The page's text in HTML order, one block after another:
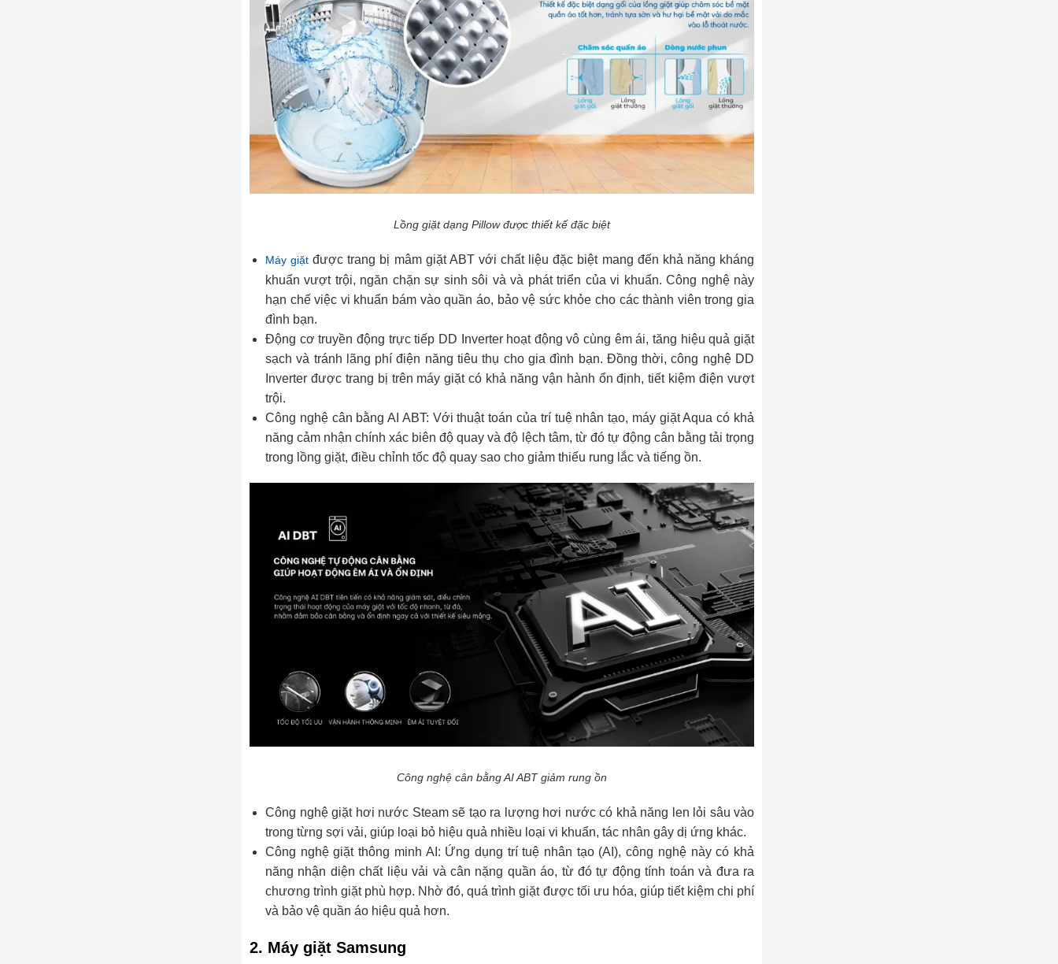
Lồng giặt dạng Pillow được thiết kế đặc biệt
Máy giặt được trang bị mâm giặt ABT với chất liệu đặc biệt mang đến khả năng kháng
khuẩn vượt trội, ngăn chặn sự sinh sôi và và phát triển của vi khuẩn. Công nghệ này
hạn chế việc vi khuẩn bám vào quần áo, bảo vệ sức khỏe cho các thành viên trong gia
đình bạn.
Động cơ truyền động trực tiếp DD Inverter hoạt động vô cùng êm ái, tăng hiệu quả giặt
sạch và tránh lãng phí điện năng tiêu thụ cho gia đình bạn. Đồng thời, công nghệ DD
Inverter được trang bị trên máy giặt có khả năng vận hành ổn định, tiết kiệm điện vượt
trội.
Công nghệ cân bằng AI ABT: Với thuật toán của trí tuệ nhân tạo, máy giặt Aqua có khả
năng cảm nhận chính xác biên độ quay và độ lệch tâm, từ đó tự động cân bằng tải trọng
trong lồng giặt, điều chỉnh tốc độ quay sao cho giảm thiểu rung lắc và tiếng ồn.
Công nghệ cân bằng AI ABT giảm rung ồn
Công nghệ giặt hơi nước Steam sẽ tạo ra lượng hơi nước có khả năng len lỏi sâu vào
trong từng sợi vải, giúp loại bỏ hiệu quả nhiều loại vi khuẩn, tác nhân gây dị ứng khác.
Công nghệ giặt thông minh AI: Ứng dụng trí tuệ nhân tạo (AI), công nghệ này có khả
năng nhận diện chất liệu vải và cân nặng quần áo, từ đó tự động tính toán và đưa ra
chương trình giặt phù hợp. Nhờ đó, quá trình giặt được tối ưu hóa, giúp tiết kiệm chi phí
và bảo vệ quần áo hiệu quả hơn.
2. Máy giặt Samsung